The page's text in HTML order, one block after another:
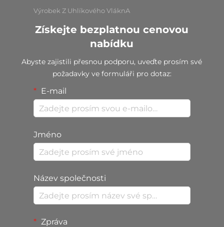
Výrobek Z Uhlíkového VláknA
Získejte bezplatnou cenovou
nabídku
Abyste zajistili přesnou podporu, uveďte prosím své
požadavky ve formuláři pro dotaz:
E-mail
Jméno
Název společnosti
Zpráva